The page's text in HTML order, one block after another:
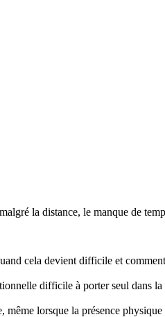
la distance, le manque de
cela devient difficile et
difficile à porter seul dans la
lorsque la présence